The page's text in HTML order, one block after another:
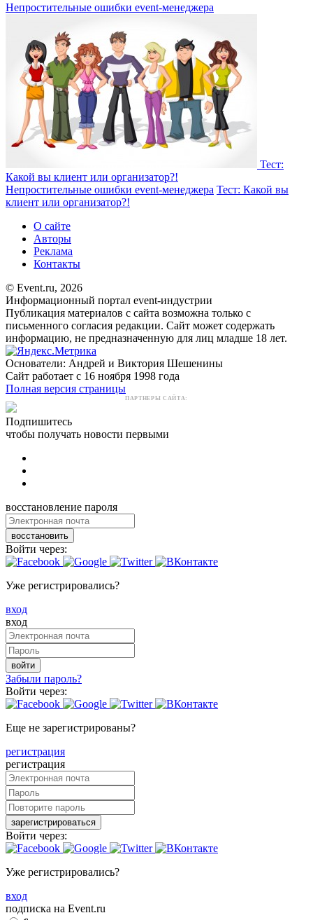
Непростительные ошибки event-менеджера
Тест:
Какой вы клиент или организатор?!
Непростительные ошибки event-менеджера Тест: Какой вы
клиент или организатор?!
О сайте
Авторы
Реклама
Контакты
© Event.ru, 2026
Информационный портал event-индустрии
Публикация материалов с сайта возможна только с
письменного согласия редакции. Сайт может содержать
информацию, не предназначенную для лиц младше 18 лет.
Основатели: Андрей и Виктория Шешенины
Сайт работает с 16 ноября 1998 года
Полная версия страницы
ПАРТНЕРЫ САЙТА:
Подпишитесь
чтобы получать новости первыми
восстановление пароля
восстановить
Войти через:
Уже регистрировались?
вход
вход
войти
Забыли пароль?
Войти через:
Еще не зарегистрированы?
регистрация
регистрация
зарегистрироваться
Войти через:
Уже регистрировались?
вход
подписка на Event.ru